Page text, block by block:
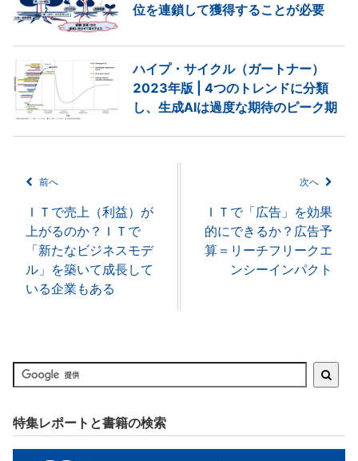
位を連鎖して獲得することが必要
ハイプ・サイクル（ガートナー）
2023年版 | 4つのトレンドに分類
し、生成AIは過度な期待のピーク期
前へ
ＩＴで売上（利益）が
上がるのか？ＩＴで
「新たなビジネスモデ
ル」を築いて成長して
いる企業もある
次へ
ＩＴで「広告」を効果
的にできるか？広告予
算＝リーチフリークエ
ンシーインパクト
特集レポートと書籍の検索